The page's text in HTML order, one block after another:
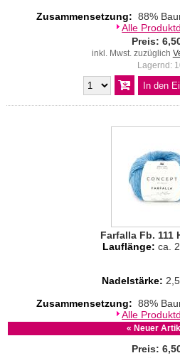
Zusammensetzung: 88%
Alle
Preis:
inkl. Mwst. zuzüglich
Lagernd:
Farfalla Fb. 111
Lauflänge: ca.
Nadelstärke:
Zusammensetzung: 88%
Alle
« Neuer
Preis: